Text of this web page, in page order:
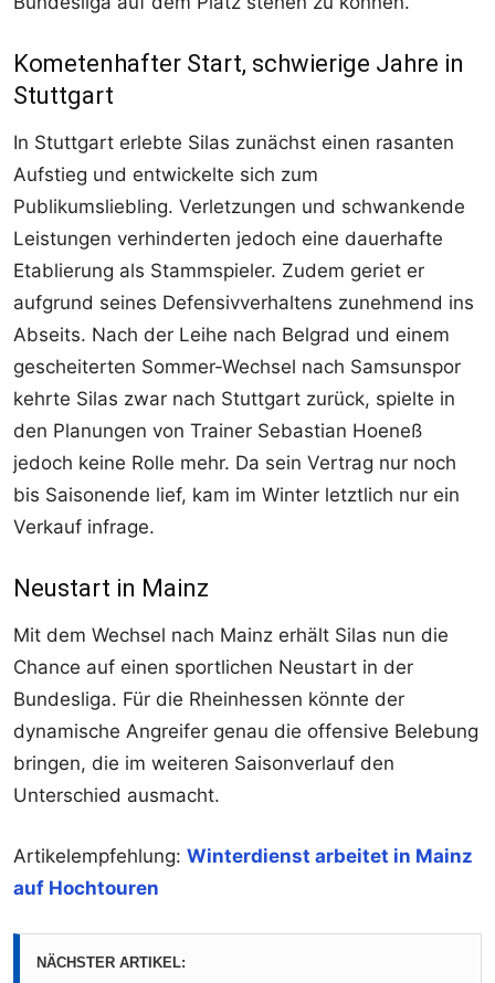
Kometenhafter Start, schwierige Jahre in
Stuttgart
In Stuttgart erlebte Silas zunächst einen rasanten
Aufstieg und entwickelte sich zum
Publikumsliebling. Verletzungen und schwankende
Leistungen verhinderten jedoch eine dauerhafte
Etablierung als Stammspieler. Zudem geriet er
aufgrund seines Defensivverhaltens zunehmend ins
Abseits. Nach der Leihe nach Belgrad und einem
gescheiterten Sommer-Wechsel nach Samsunspor
kehrte Silas zwar nach Stuttgart zurück, spielte in
den Planungen von Trainer Sebastian Hoeneß
jedoch keine Rolle mehr. Da sein Vertrag nur noch
bis Saisonende lief, kam im Winter letztlich nur ein
Verkauf infrage.
Neustart in Mainz
Mit dem Wechsel nach Mainz erhält Silas nun die
Chance auf einen sportlichen Neustart in der
Bundesliga. Für die Rheinhessen könnte der
dynamische Angreifer genau die offensive Belebung
bringen, die im weiteren Saisonverlauf den
Unterschied ausmacht.
Artikelempfehlung: Winterdienst arbeitet in Mainz
auf Hochtouren
NÄCHSTER ARTIKEL: